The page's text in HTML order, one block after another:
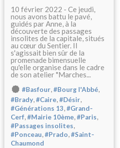
10 février 2022 - Ce jeudi,
nous avons battu le pavé,
guidés par Anne, à la
découverte des passages
insolites de la capitale, situés
au cœur du Sentier. Il
s'agissait bien sûr de la
promenade bimensuelle
qu'elle organise dans le cadre
de son atelier "Marches...
#Basfour,#Bourg l'Abbé,
#Brady,#Caire,#Désir,
#Générations 13,#Grand-
Cerf,#Mairie 10ème,#Paris,
#Passages insolites,
#Ponceau,#Prado,#Saint-
Chaumond